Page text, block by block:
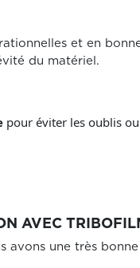
et en
du matériel.
pour éviter les oublis
AVEC
avons une très